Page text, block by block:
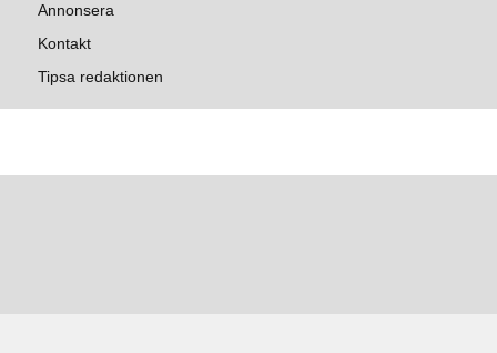
Annonsera
Kontakt
Tipsa redaktionen